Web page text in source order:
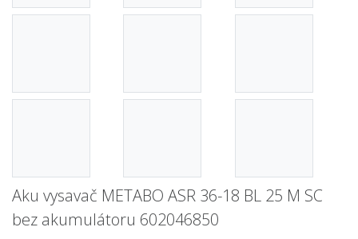
Aku vysavač METABO ASR 36-18 BL 25 M SC
bez akumulátoru 602046850